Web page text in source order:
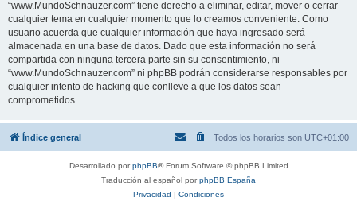
“www.MundoSchnauzer.com” tiene derecho a eliminar, editar, mover o cerrar
cualquier tema en cualquier momento que lo creamos conveniente. Como
usuario acuerda que cualquier información que haya ingresado será
almacenada en una base de datos. Dado que esta información no será
compartida con ninguna tercera parte sin su consentimiento, ni
“www.MundoSchnauzer.com” ni phpBB podrán considerarse responsables por
cualquier intento de hacking que conlleve a que los datos sean
comprometidos.
Índice general Todos los horarios son UTC+01:00
Desarrollado porphpBB® Forum Software © phpBB Limited
Traducción al español porphpBB España
Privacidad | Condiciones